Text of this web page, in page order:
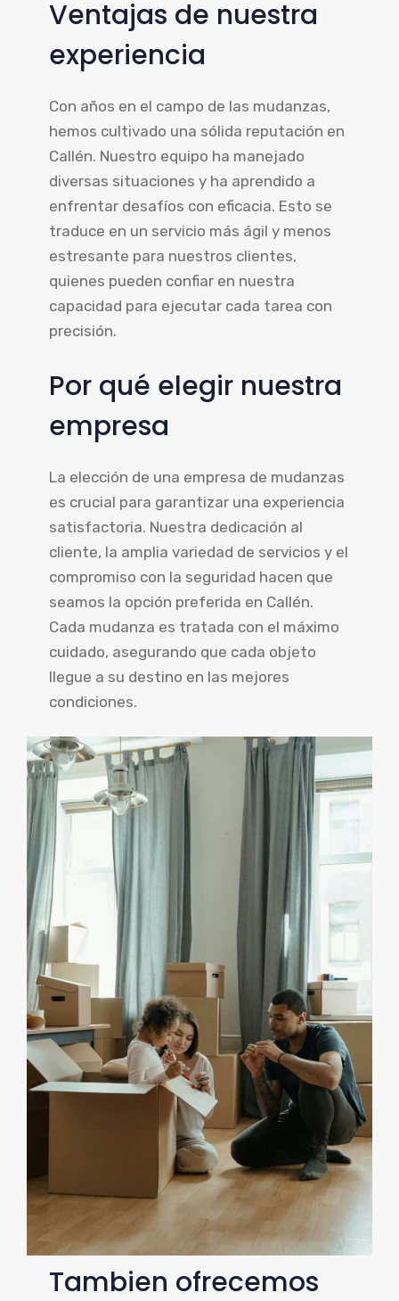
Ventajas de nuestra
experiencia
Con años en el campo de las mudanzas,
hemos cultivado una sólida reputación en
Callén. Nuestro equipo ha manejado
diversas situaciones y ha aprendido a
enfrentar desafíos con eficacia. Esto se
traduce en un servicio más ágil y menos
estresante para nuestros clientes,
quienes pueden confiar en nuestra
capacidad para ejecutar cada tarea con
precisión.
Por qué elegir nuestra
empresa
La elección de una empresa de mudanzas
es crucial para garantizar una experiencia
satisfactoria. Nuestra dedicación al
cliente, la amplia variedad de servicios y el
compromiso con la seguridad hacen que
seamos la opción preferida en Callén.
Cada mudanza es tratada con el máximo
cuidado, asegurando que cada objeto
llegue a su destino en las mejores
condiciones.
Tambien ofrecemos